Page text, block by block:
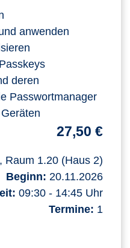
anwenden
deren
Passwortmanager
27,50 €
Raum 1.20 (Haus 2)
Beginn: 20.11.2026
09:30 - 14:45 Uhr
Termine: 1